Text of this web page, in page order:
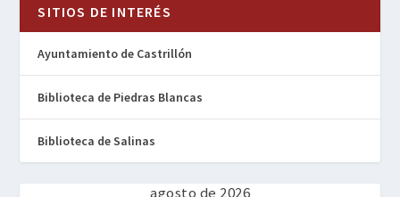
SITIOS DE INTERÉS
Ayuntamiento de Castrillón
Biblioteca de Piedras Blancas
Biblioteca de Salinas
agosto de 2026